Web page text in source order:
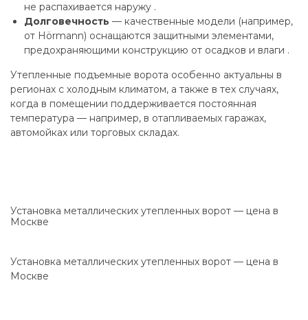
не распахивается наружу .
Долговечность — качественные модели (например,
от Hörmann) оснащаются защитными элементами,
предохраняющими конструкцию от осадков и влаги .
Утепленные подъемные ворота особенно актуальны в
регионах с холодным климатом, а также в тех случаях,
когда в помещении поддерживается постоянная
температура — например, в отапливаемых гаражах,
автомойках или торговых складах.
Установка металлических утепленных ворот — цена в
Москве
Установка металлических утепленных ворот — цена в
Москве